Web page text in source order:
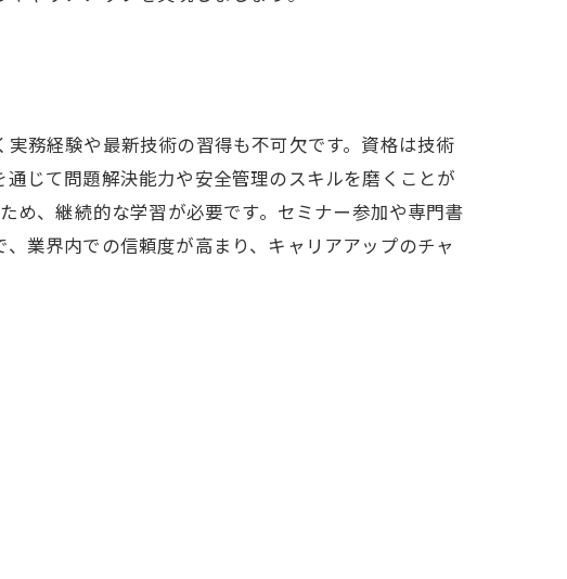
務経験や最新技術の習得も不可欠です。資格は技術
じて問題解決能力や安全管理のスキルを磨くことが
め、継続的な学習が必要です。セミナー参加や専門書
業界内での信頼度が高まり、キャリアアップのチャ